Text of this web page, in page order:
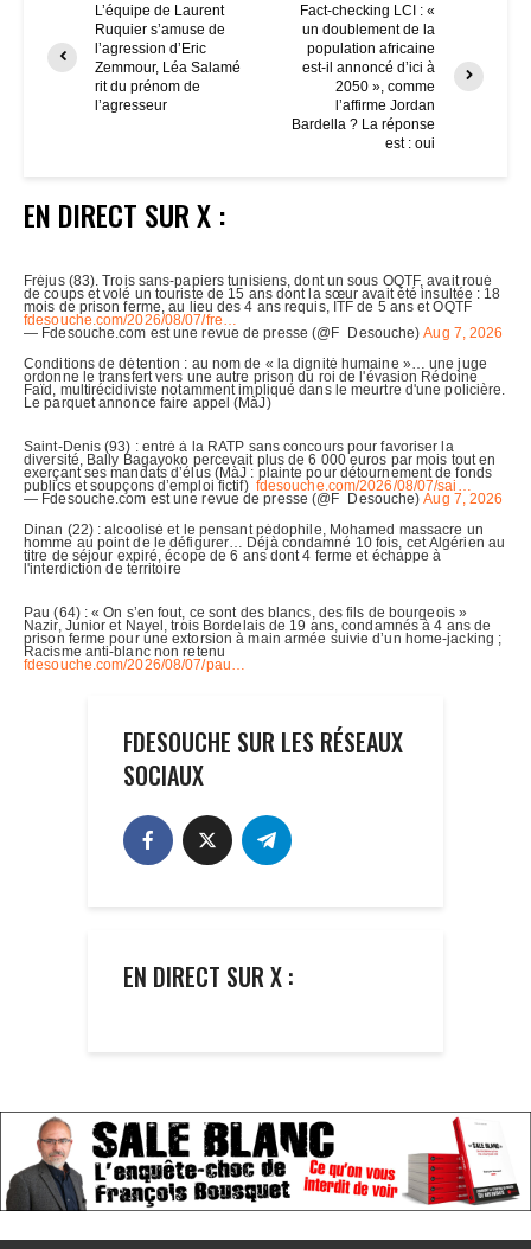
L’équipe de Laurent
Ruquier s’amuse de
l’agression d’Eric
Zemmour, Léa Salamé
rit du prénom de
l’agresseur
Fact-checking LCI : «
un doublement de la
population africaine
est-il annoncé d’ici à
2050 », comme
l’affirme Jordan
Bardella ? La réponse
est : oui
EN DIRECT SUR X :
FDESOUCHE SUR LES RÉSEAUX
SOCIAUX
EN DIRECT SUR X :